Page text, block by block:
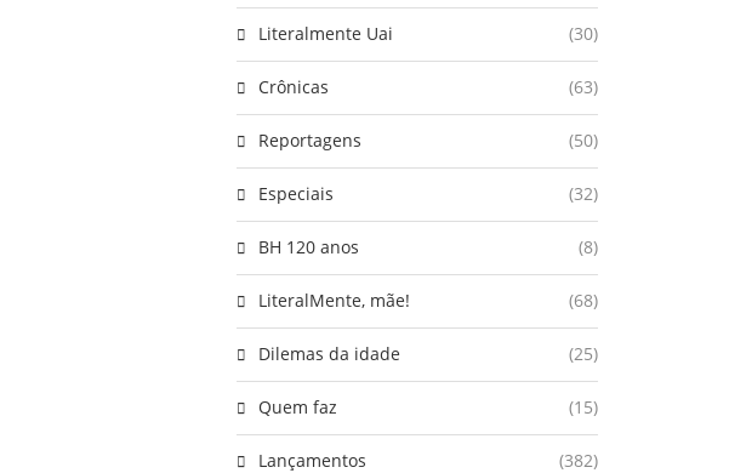
Literalmente Uai (30)
Crônicas (63)
Reportagens (50)
Especiais (32)
BH 120 anos (8)
LiteralMente, mãe! (68)
Dilemas da idade (25)
Quem faz (15)
Lançamentos (382)